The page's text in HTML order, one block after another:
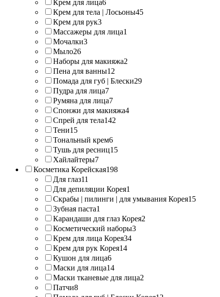
Крем для лица6
Крем для тела | Лосьоны45
Крем для рук3
Массажеры для лица1
Мочалки3
Мыло26
Наборы для макияжа2
Пена для ванны12
Помада для губ | Блески29
Пудра для лица7
Румяна для лица7
Спонжи для макияжа4
Спрей для тела142
Тени15
Тональный крем6
Тушь для ресниц15
Хайлайтеры7
Косметика Корейская198
Для глаз11
Для депиляции Корея1
Скрабы | пилинги | для умывания Корея15
Зубная паста1
Карандаши для глаз Корея2
Косметический наборы3
Крем для лица Корея34
Крем для рук Корея14
Кушон для лица6
Маски для лица14
Маски тканевые для лица2
Патчи8